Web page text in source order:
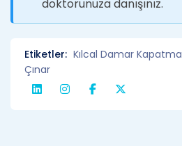
doktorunuza danışınız.
Etiketler: Kılcal Damar Kapatma
Çınar